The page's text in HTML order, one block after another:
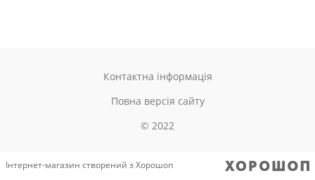
Контактна інформація
Повна версія сайту
© 2022
Інтернет-магазин створений з Хорошоп